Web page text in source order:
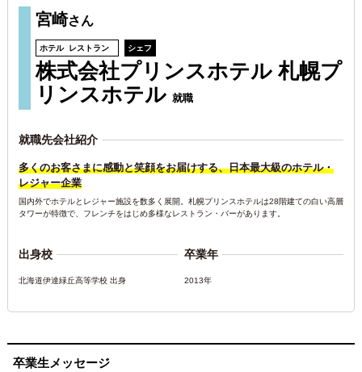
宮崎さん
ホテル レストラン シェフ
株式会社プリンスホテル 札幌プ
リンスホテル 就職
就職先会社紹介
多くのお客さまに感動と笑顔をお届けする、日本最大級のホテル・
レジャー企業
国内外でホテルとレジャー施設を数多く展開。札幌プリンスホテルは28階建ての白い高層
タワーが特徴で、フレンチをはじめ多様なレストラン・バーがあります。
出身校
北海道伊達緑丘高等学校 出身
卒業年
2013年
卒業生メッセージ